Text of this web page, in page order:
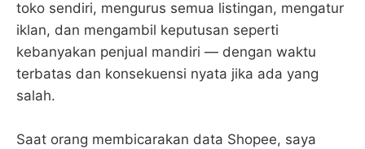
toko sendiri, mengurus semua listingan, mengatur
iklan, dan mengambil keputusan seperti
kebanyakan penjual mandiri — dengan waktu
terbatas dan konsekuensi nyata jika ada yang
salah.
Saat orang membicarakan data Shopee, saya